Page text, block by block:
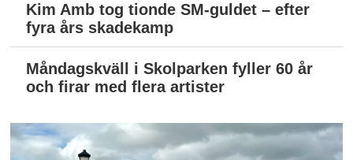
Kim Amb tog tionde SM-guldet – efter
fyra års skadekamp
Måndagskväll i Skolparken fyller 60 år
och firar med flera artister